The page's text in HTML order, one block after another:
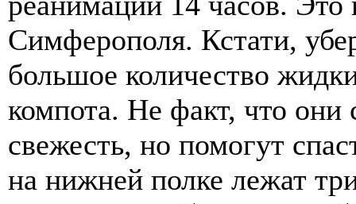
Симферополя. Кстати,
большое количество
компота. Не факт, что они
свежесть, но помогут
на нижней полке лежат